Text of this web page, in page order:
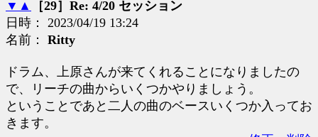
▼ ▲
［29］Re: 4/20 セッション
日時： 2023/04/19 13:24
名前： Ritty
ドラム、上原さんが来てくれることになりましたの
で、リーチの曲からいくつかやりましょう。
ということであと二人の曲のベースいくつか入ってお
きます。